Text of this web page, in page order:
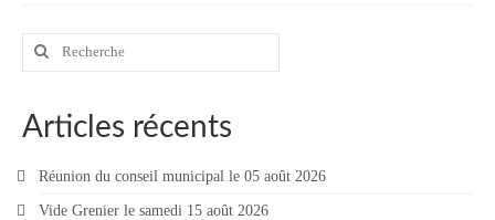
Rechercher
Articles récents
Réunion du conseil municipal le 05 août 2026
Vide Grenier le samedi 15 août 2026